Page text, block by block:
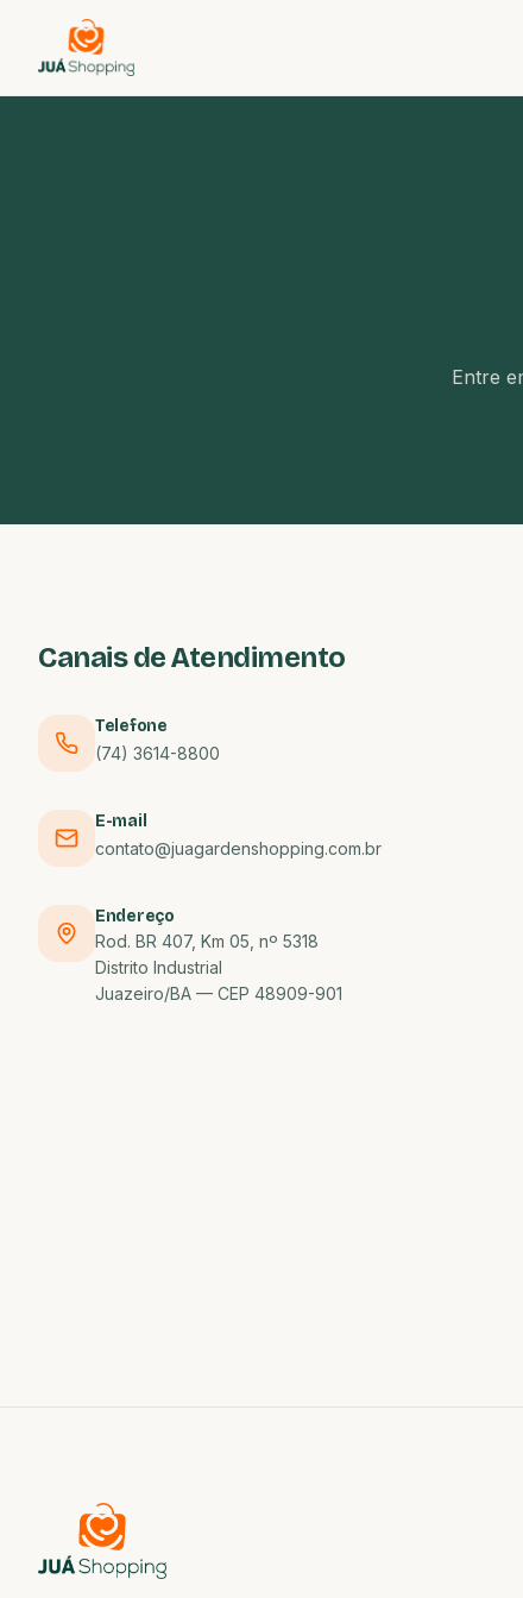
Entre
Canais de Atendimento
Telefone
(74) 3614-8800
E-mail
contato@juagardenshopping.com.br
Endereço
Rod. BR 407, Km 05, nº 5318
Distrito Industrial
Juazeiro/BA — CEP 48909-901